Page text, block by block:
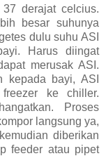
derajat celcius.
besar suhunya
dulu suhu ASI
Harus diingat
merusak ASI.
kepada bayi, ASI
ke chiller.
Proses
langsung ya,
diberikan
feeder atau pipet